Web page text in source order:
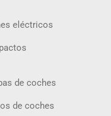
eléctricos
de coches
de coches